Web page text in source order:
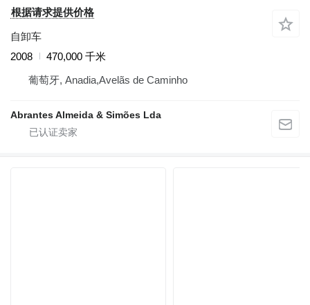
根据请求提供价格
自卸车
2008
470,000 千米
葡萄牙, Anadia,Avelãs de Caminho
Abrantes Almeida & Simões Lda